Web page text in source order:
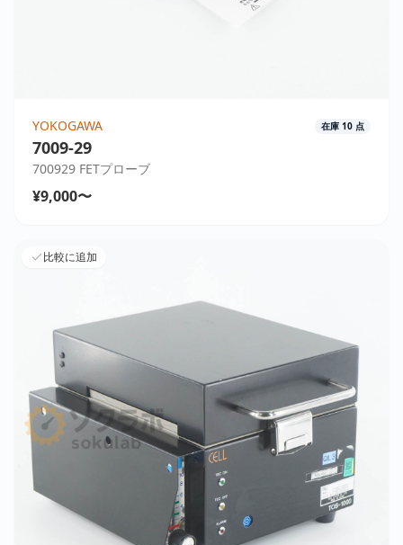
YOKOGAWA 在庫 10 点
7009-29
700929 FETプローブ
¥9,000〜
比較に追加